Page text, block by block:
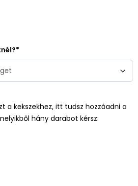
a kekszekhez, itt tudsz hozzáadni a
hány darabot kérsz: